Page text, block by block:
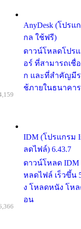
AnyDesk (โปร
กล ใช้ฟรี)
ดาวน์โหลดโปร
อร์ ที่สามารถเชื่
ก และที่สำคัญมี
ช้ภายในธนาคา
IDM (โปรแกรม
ลดไฟล์) 6.43.7
ดาวน์โหลด IDM
หลดไฟล์ เร็วขึ้น
ง โหลดหนัง โหล
อน